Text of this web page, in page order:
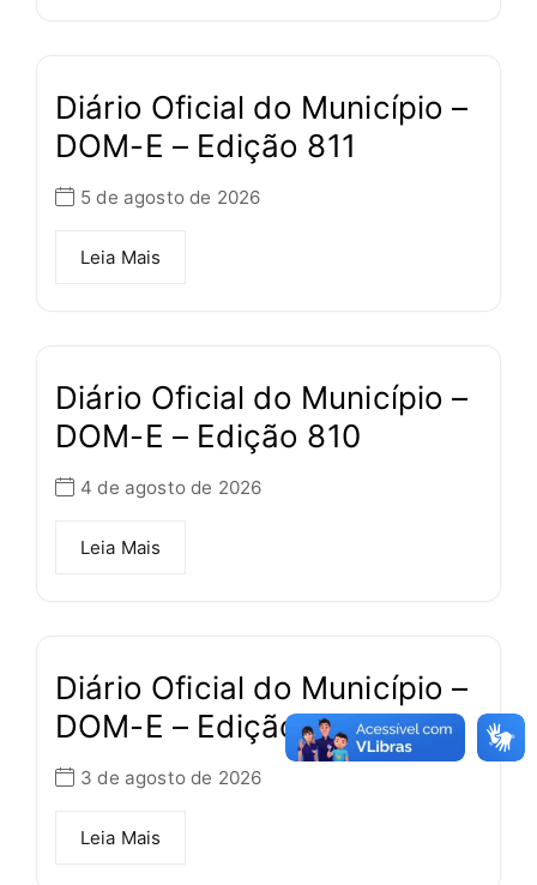
Diário Oficial do Município –
DOM-E – Edição 811
5 de agosto de 2026
Leia Mais
Diário Oficial do Município –
DOM-E – Edição 810
4 de agosto de 2026
Leia Mais
Diário Oficial do Município –
DOM-E – Edição 809
3 de agosto de 2026
Leia Mais